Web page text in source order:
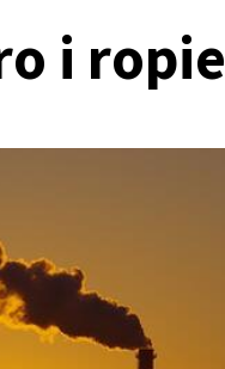
i ropie